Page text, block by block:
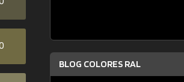
BLOG COLORES RAL